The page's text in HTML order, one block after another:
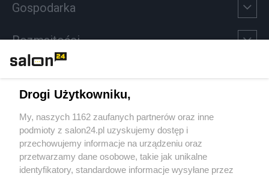
Gospodarka
Rozmaitości
Sport
Społeczeństwo
Kultura
Drogi Użytkowniku,
My, naszych 1162 zaufanych partnerów oraz inne
podmioty z salon24.pl uzyskujemy dostęp i
przechowujemy informacje na urządzeniu oraz
przetwarzamy dane osobowe, takie jak unikalne
identyfikatory, standardowe informacje wysyłane przez